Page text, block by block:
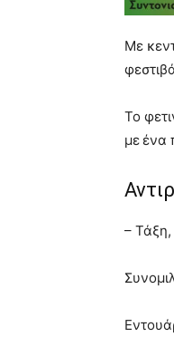
Με
Το
μεένα
– Τάξη,